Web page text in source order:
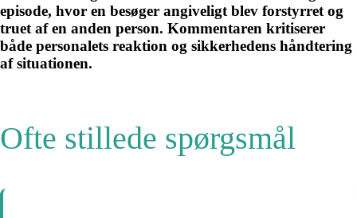
episode, hvor en besøger angiveligt blev forstyrret og
truet af en anden person. Kommentaren kritiserer
både personalets reaktion og sikkerhedens håndtering
af situationen.
Ofte stillede spørgsmål